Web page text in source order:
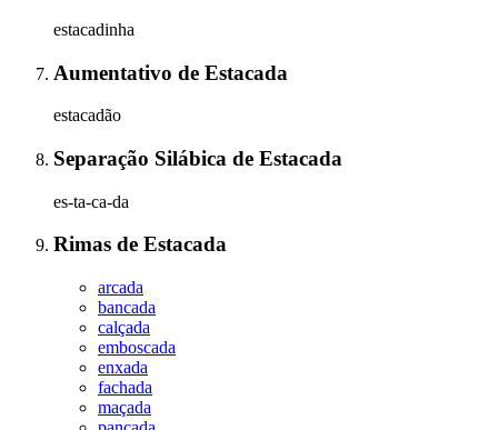
estacadinha
Aumentativo de Estacada
estacadão
Separação Silábica de Estacada
es-ta-ca-da
Rimas de Estacada
arcada
bancada
calçada
emboscada
enxada
fachada
maçada